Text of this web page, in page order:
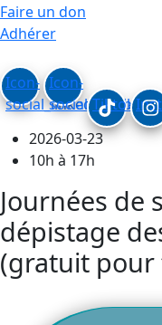
Faire un don
Adhérer
Icon-
social_linkedin
Icon-
social_facebook
Tiktok
2026-03-23
10h à 17h
Journées de
dépistage
(gratuit pour